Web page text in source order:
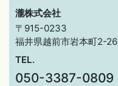
瀧株式会社
〒915-0233
福井県越前市岩本町2-26
TEL.
050-3387-0809